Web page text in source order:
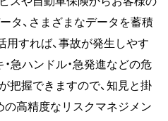
タ、さまざまなデータを蓄積
用すれば、事故が発生しやす
急ハンドル・急発進などの危
把握できますので、知見と掛
の高精度なリスクマネジメン